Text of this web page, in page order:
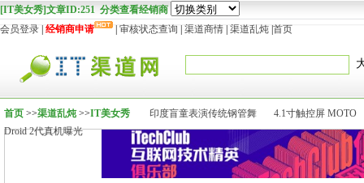
[IT美女秀]文章ID:251 分类查看经销商
会员登录 经销商申请 审核状态查询 渠道商情 渠道乱炖 首页
首页 >>渠道乱炖>>IT美女秀 印度盲童表演传统钢管舞
4.1寸触控屏 MOTO
Droid 2代真机曝光